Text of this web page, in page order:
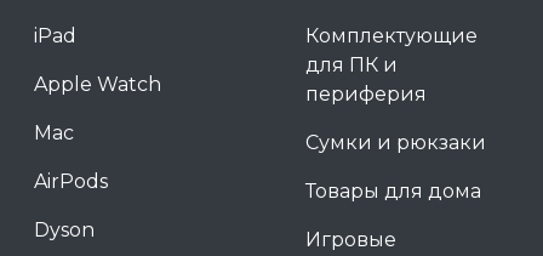
iPad
Apple Watch
Mac
AirPods
Dyson
Комплектующие
для ПК и
периферия
Сумки и рюкзаки
Товары для дома
Игровые